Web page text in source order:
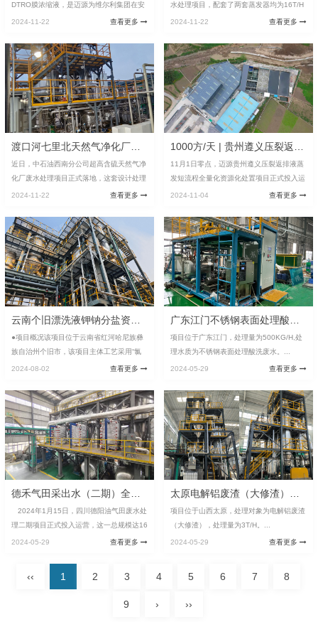
DTRO膜浓缩液，是迈源为维尔利集团在安
徽巢湖打造的标杆项目，采用迈源MYM300
迈源低温负压板式MVR强制循环蒸发技术...
查看更多
2024-11-22
水处理项目，配套了两套蒸发器均为16T/H
的板式MVR强制循环蒸发器。该项目的处理
分为硫酸钠，平均含盐量11%。迈源板式M
V...
查看更多
2024-11-22
渡口河七里北天然气净化厂高盐废水零排放撬装蒸发系统
近日，中石油西南分公司超高含硫天然气净
化厂废水处理项目正式落地，这套设计处理
规模72t/d的MVR蒸发脱盐零排放系统，不
效解决方案，更以一体化蒸发器创新技...
查看更多
2024-11-22
1000方/天 | 贵州遵义压裂返排液蒸发短流程全量化资源化处置项目建成投运产水
11月1日零点，迈源贵州遵义压裂返排液蒸
发短流程全量化资源化处置项目正式投入运
营，考虑到后续返排液处理需求增长，设计
产水达标排放，水质标准执行《污水综合排
放标准》(GB 8978-1996) 中表1第一类污
染物最高允许排放标准浓度和表4第二类污
染物最高允许排放浓度的一级标准。
查看更多
2024-11-04
云南个旧漂洗液钾钠分盐资源化项目
●项目概况该项目位于云南省红河哈尼族彝
族自治州个旧市，该项目主体工艺采用“氯
化钠三效逆流蒸发热结晶+氯化钾闪发结
序中高氯次氧化锌粉，烧结灰和飞灰漂洗产
生的漂洗水...
查看更多
2024-08-02
广东江门不锈钢表面处理酸洗废水处置项目
项目位于广东江门，处理量为500KG/H,处
理水质为不锈钢表面处理酸洗废水。...
查看更多
2024-05-29
德禾气田采出水（二期）全量化处置项目（BOO）
2024年1月15日，四川德阳油气田废水处
理二期项目正式投入运营，这一总规模达16
00t/d（二期1000t/d+一期600t/d）的超...
查看更多
2024-05-29
太原电解铝废渣（大修渣）提锂项目
项目位于山西太原，处理对象为电解铝废渣
（大修渣），处理量为3T/H。...
查看更多
2024-05-29
‹‹ 1 2 3 4 5 6 7 8
9 › ››